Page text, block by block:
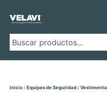
Inicio/Equipos de Seguridad/Vestimenta